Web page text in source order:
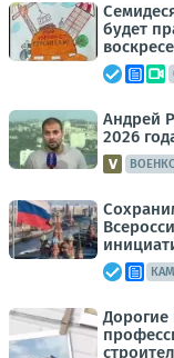
будет
Андрей
2026
Дорогие